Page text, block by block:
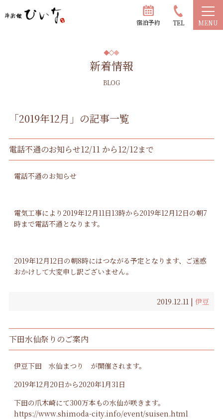
宿泊予約 TEL MENU
新着情報
BLOG
「2019年12月」の記事一覧
電話不通のお知らせ12/11 から12/12まで
電話不通のお知らせ
電気工事により2019年12月11日13時から2019年12月12日の朝7
時まで電話不通となります。
2019年12月12日の朝8時にはつながる予定となります、ご迷惑
おかけして大変申し訳ございません。
2019.12.11 |伊豆
下田水仙祭りのご案内
伊豆下田 水仙まつり が開催されます。
2019年12月20日から2020年1月31日
下田の爪木崎にて300万本もの水仙が咲きます。
https://www.shimoda-city.info/event/suisen.html